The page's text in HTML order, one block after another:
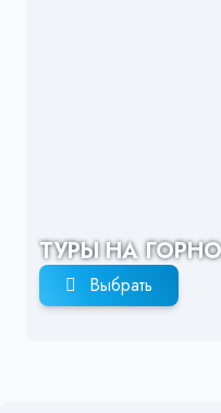
ТУРЫ НА
Выбрать